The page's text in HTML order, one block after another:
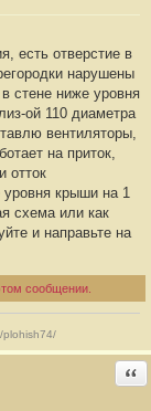
есть отверстие в
нарушены
стене ниже уровня
ой 110 диаметра
вентиляторы,
на приток,
отток
уровня крыши на 1
схема или как
и направьте на
сообщении.
plohish74/